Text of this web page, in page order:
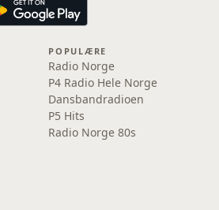
POPULÆRE
Radio Norge
P4 Radio Hele Norge
Dansbandradioen
P5 Hits
Radio Norge 80s